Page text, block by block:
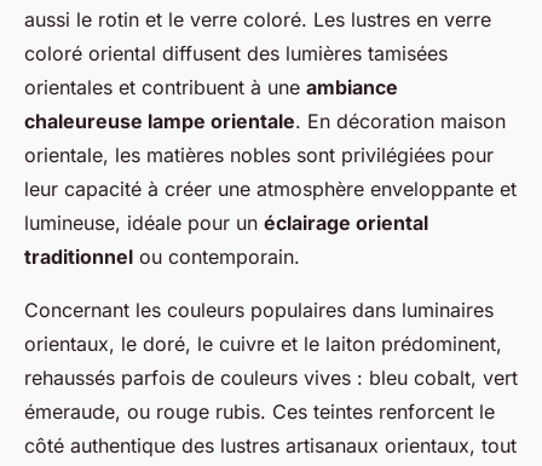
aussi le rotin et le verre coloré. Les lustres en verre
coloré oriental diffusent des lumières tamisées
orientales et contribuent à une ambiance
chaleureuse lampe orientale. En décoration maison
orientale, les matières nobles sont privilégiées pour
leur capacité à créer une atmosphère enveloppante et
lumineuse, idéale pour un éclairage oriental
traditionnel ou contemporain.
Concernant les couleurs populaires dans luminaires
orientaux, le doré, le cuivre et le laiton prédominent,
rehaussés parfois de couleurs vives : bleu cobalt, vert
émeraude, ou rouge rubis. Ces teintes renforcent le
côté authentique des lustres artisanaux orientaux, tout